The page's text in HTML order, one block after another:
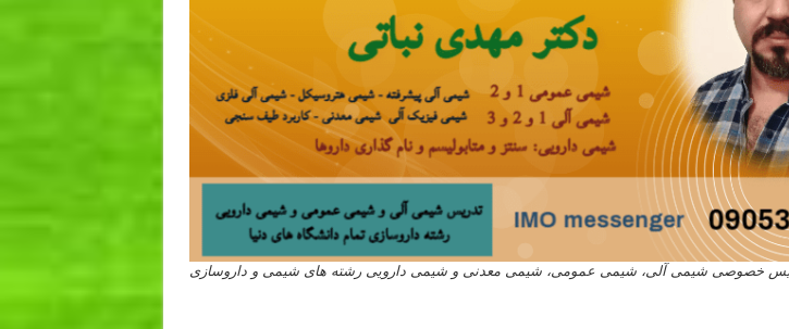
خصوصی شیمی آلی، شیمی عمومی، شیمی معدنی و شیمی دارویی رشته های شیمی و داروسازی